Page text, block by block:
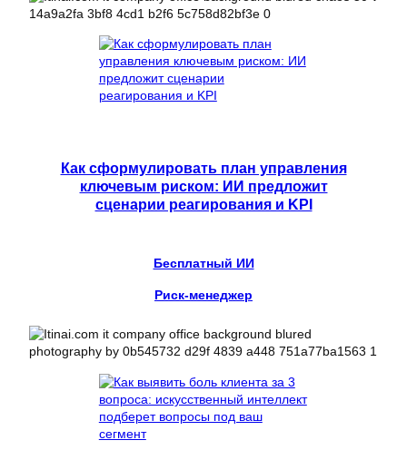
Как сформулировать план управления
ключевым риском: ИИ предложит
сценарии реагирования и KPI
Бесплатный ИИ
Риск-менеджер